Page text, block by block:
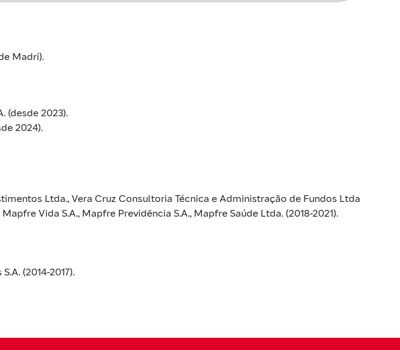
Madri).
(desde 2023).
2024).
Ltda., Vera Cruz Consultoria Técnica e Administração de Fundos Ltda
Vida S.A., Mapfre Previdência S.A., Mapfre Saúde Ltda. (2018-2021).
(2014-2017).